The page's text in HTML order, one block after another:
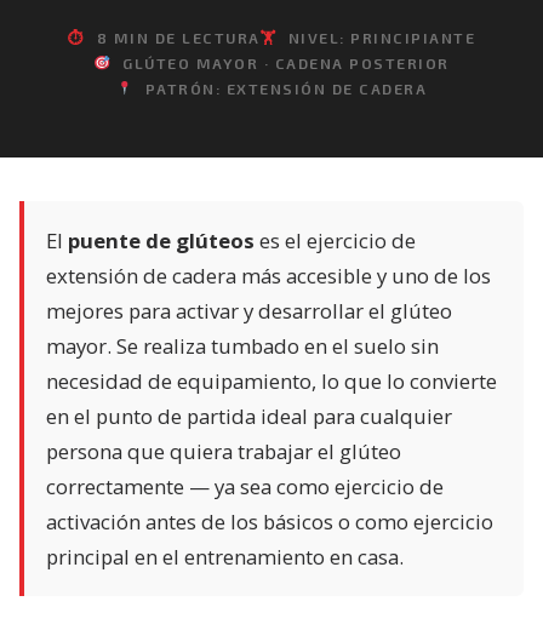
⏱ 8 MIN DE LECTURA 🏋️
NIVEL: PRINCIPIANTE
GLÚTEO MAYOR · CADENA POSTERIOR
PATRÓN: EXTENSIÓN DE CADERA
El puente de glúteos es el ejercicio de
extensión de cadera más accesible y uno de los
mejores para activar y desarrollar el glúteo
mayor. Se realiza tumbado en el suelo sin
necesidad de equipamiento, lo que lo convierte
en el punto de partida ideal para cualquier
persona que quiera trabajar el glúteo
correctamente — ya sea como ejercicio de
activación antes de los básicos o como ejercicio
principal en el entrenamiento en casa.